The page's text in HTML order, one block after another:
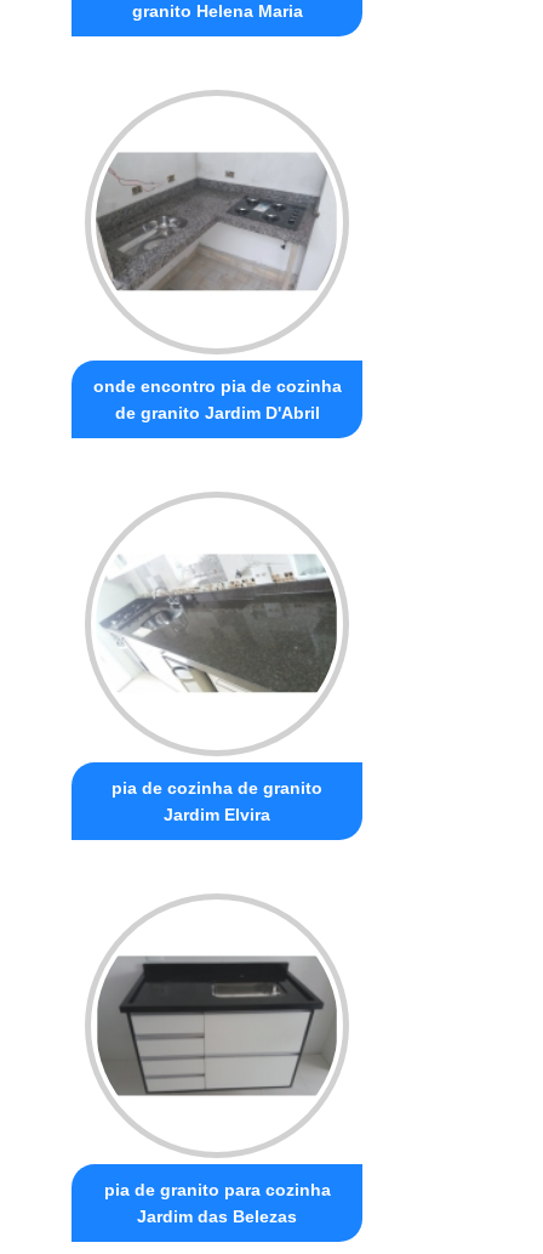
granito Helena Maria
onde encontro pia de cozinha
de granito Jardim D'Abril
pia de cozinha de granito
Jardim Elvira
pia de granito para cozinha
Jardim das Belezas